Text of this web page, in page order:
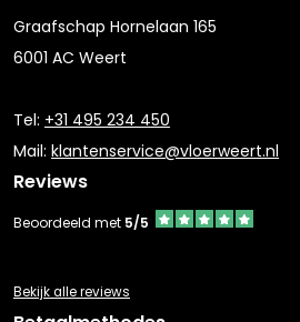
Graafschap Hornelaan 165
6001 AC Weert
Tel: +31 495 234 450
Mail: klantenservice@vloerweert.nl
Reviews
Beoordeeld met 5/5
Bekijk alle reviews